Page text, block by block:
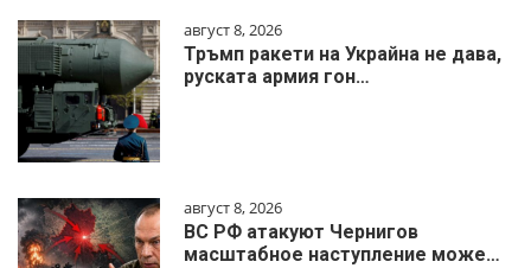
август 8, 2026
Тръмп ракети на Украйна не дава,
руската армия гон…
август 8, 2026
ВС РФ атакуют Чернигов
масштабное наступление може…